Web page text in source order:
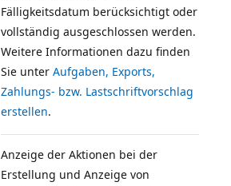
Fälligkeitsdatum berücksichtigt oder
vollständig ausgeschlossen werden.
Weitere Informationen dazu finden
Sie unter Aufgaben, Exports,
Zahlungs- bzw. Lastschriftvorschlag
erstellen
Anzeige der Aktionen bei der
Erstellung und Anzeige von